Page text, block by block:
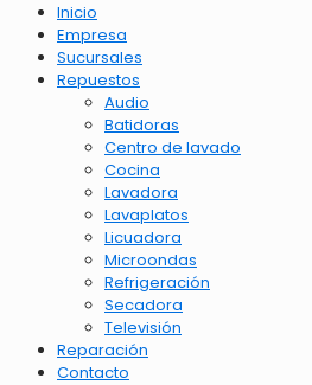
Inicio
Empresa
Sucursales
Repuestos
Audio
Batidoras
Centro de lavado
Cocina
Lavadora
Lavaplatos
Licuadora
Microondas
Refrigeración
Secadora
Televisión
Reparación
Contacto